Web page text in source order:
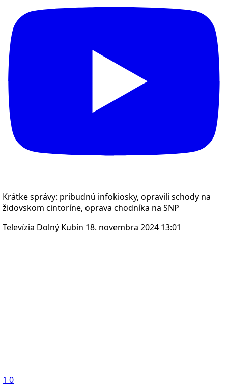
Krátke správy: pribudnú infokiosky, opravili schody na
židovskom cintoríne, oprava chodníka na SNP
Televízia Dolný Kubín 18. novembra 2024 13:01
1 0